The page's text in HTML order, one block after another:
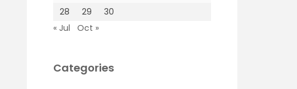
28
29
30
« Jul
Oct »
Categories